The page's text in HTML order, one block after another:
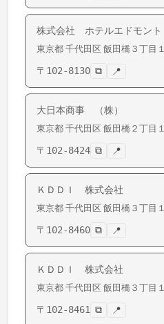
株式会社 ホテルエドモント
東京都 千代田区 飯田橋 ３丁目
〒 102-8130 ⧉ 📍
大日本商事 （株）
東京都 千代田区 飯田橋 ２丁目
〒 102-8424 ⧉ 📍
ＫＤＤＩ 株式会社
東京都 千代田区 飯田橋 ３丁目
〒 102-8460 ⧉ 📍
ＫＤＤＩ 株式会社
東京都 千代田区 飯田橋 ３丁目
〒 102-8461 ⧉ 📍